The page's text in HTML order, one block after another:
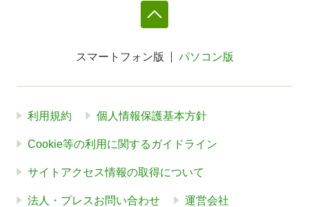
スマートフォン版 パソコン版
利用規約 個人情報保護基本方針
Cookie等の利用に関するガイドライン
サイトアクセス情報の取得について
法人・プレスお問い合わせ 運営会社